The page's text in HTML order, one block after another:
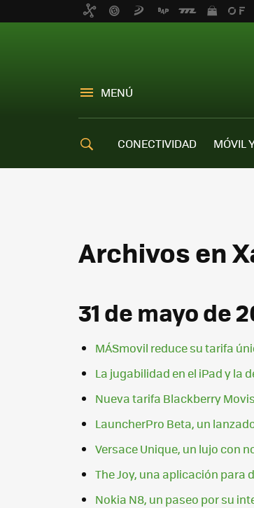
MENÚ
CONECTIVIDAD MÓVIL
Archivos en
31 de mayo de
MÁSmovil reduce su tarifa
La jugabilidad en el iPad y la
Nueva tarifa Blackberry
LauncherPro Beta, un
Versace Unique, un lujo con
The Joy, una aplicación para
Nokia N8, un paseo por su